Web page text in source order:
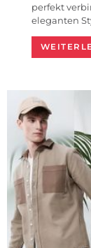
perfekt
eleganten